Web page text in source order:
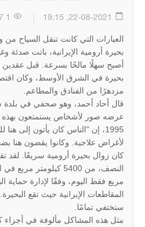
العبارات التي كانت تنقل السياح
بحيرة أرومية الإيرانية، باتت صدئة
أصبح سهلًا مالحًا بسرعة. قبل عقدين
بحيرة في الشرق الأوسط، وكان
مزدهرًا من الفنادق والمطاعم.
قال أحاد أحمد، وهو صحفي في بلدة
عرضه صور لأشخاص يستمتعون بهذه
1995، إن "الناس كان يأتون إلى
لأغراض علاجية. وكانوا يقضون هنا
كان زوال بحيرة أرومية سريعًا. لقد
مربع فقط اليوم، وفقًا لإدارة حماية
المقاطعات الإيرانية حيث تقع
ستختفي تمامًا.
مثل هذه المشاكل مألوفة في أجزاء